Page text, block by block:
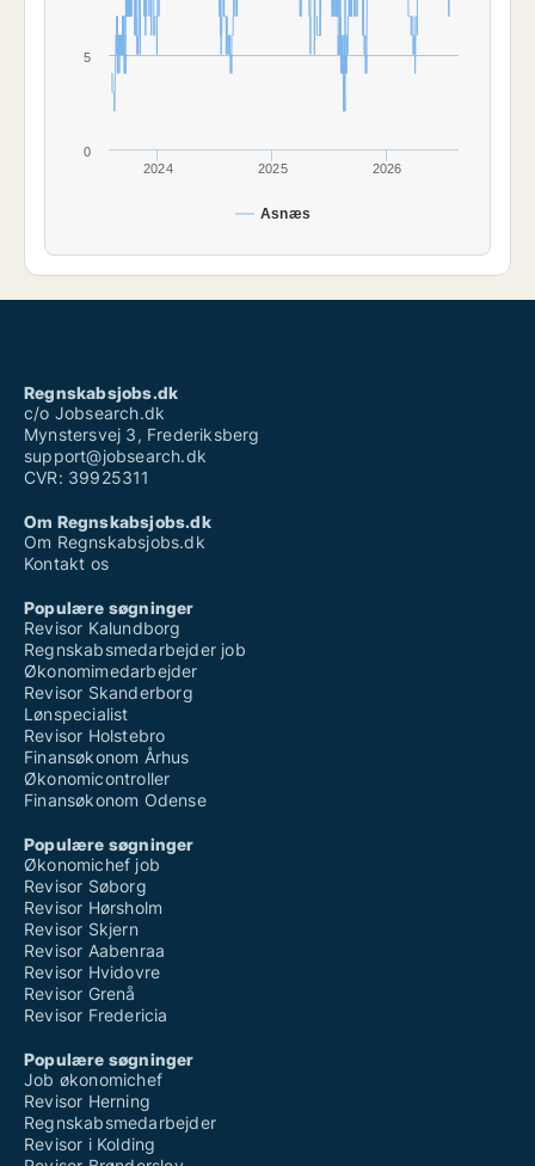
Asnæs
2024 2025 2026
0
5
Regnskabsjobs.dk
c/o Jobsearch.dk
Mynstersvej 3, Frederiksberg
support@jobsearch.dk
CVR: 39925311
Om Regnskabsjobs.dk
Om Regnskabsjobs.dk
Kontakt os
Populære søgninger
Revisor Kalundborg
Regnskabsmedarbejder job
Økonomimedarbejder
Revisor Skanderborg
Lønspecialist
Revisor Holstebro
Finansøkonom Århus
Økonomicontroller
Finansøkonom Odense
Populære søgninger
Økonomichef job
Revisor Søborg
Revisor Hørsholm
Revisor Skjern
Revisor Aabenraa
Revisor Hvidovre
Revisor Grenå
Revisor Fredericia
Populære søgninger
Job økonomichef
Revisor Herning
Regnskabsmedarbejder
Revisor i Kolding